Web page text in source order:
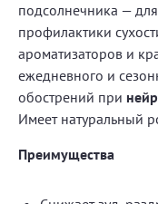
подсолнечника —
профилактики
ароматизаторов и
ежедневного и
обострений при
Имеет натуральный
Преимущества